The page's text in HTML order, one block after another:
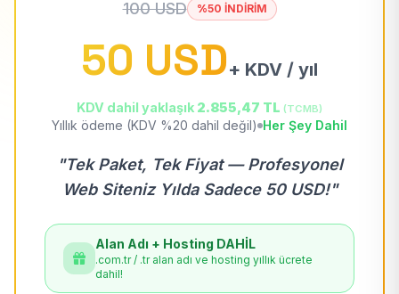
100 USD %50 İNDİRİM
50 USD+ KDV / yıl
KDV dahil yaklaşık 2.855,47 TL (TCMB)
Yıllık ödeme (KDV %20 dahil değil) Her Şey Dahil
"Tek Paket, Tek Fiyat — Profesyonel
Web Siteniz Yılda Sadece 50 USD!"
Alan Adı + Hosting DAHİL
.com.tr / .tr alan adı ve hosting yıllık ücrete
dahil!